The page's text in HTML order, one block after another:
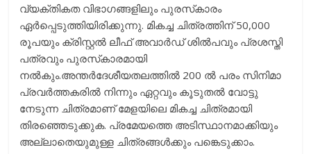
വ്യക്തികത വിഭാഗങ്ങളിലും പുരസ്‌കാരം
ഏര്‍പ്പെടുത്തിയിരിക്കുന്നു. മികച്ച ചിത്രത്തിന് 50,000
രൂപയും ക്രിസ്റ്റല്‍ ലീഫ് അവാര്‍ഡ് ശില്‍പവും പ്രശസ്തി
പത്രവും പുരസ്‌കാരമായി
നല്‍കും.അന്തര്‍ദേശീയതലത്തില്‍ 200 ല്‍ പരം സിനിമാ
പ്രവര്‍ത്തകരില്‍ നിന്നും ഏറ്റവും കൂടുതല്‍ വോട്ടു
നേടുന്ന ചിത്രമാണ് മേളയിലെ മികച്ച ചിത്രമായി
തിരഞ്ഞെടുക്കുക. പ്രമേയത്തെ അടിസ്ഥാനമാക്കിയും
അല്ലാതെയുമുള്ള ചിത്രങ്ങള്‍ക്കും പങ്കെടുക്കാം.